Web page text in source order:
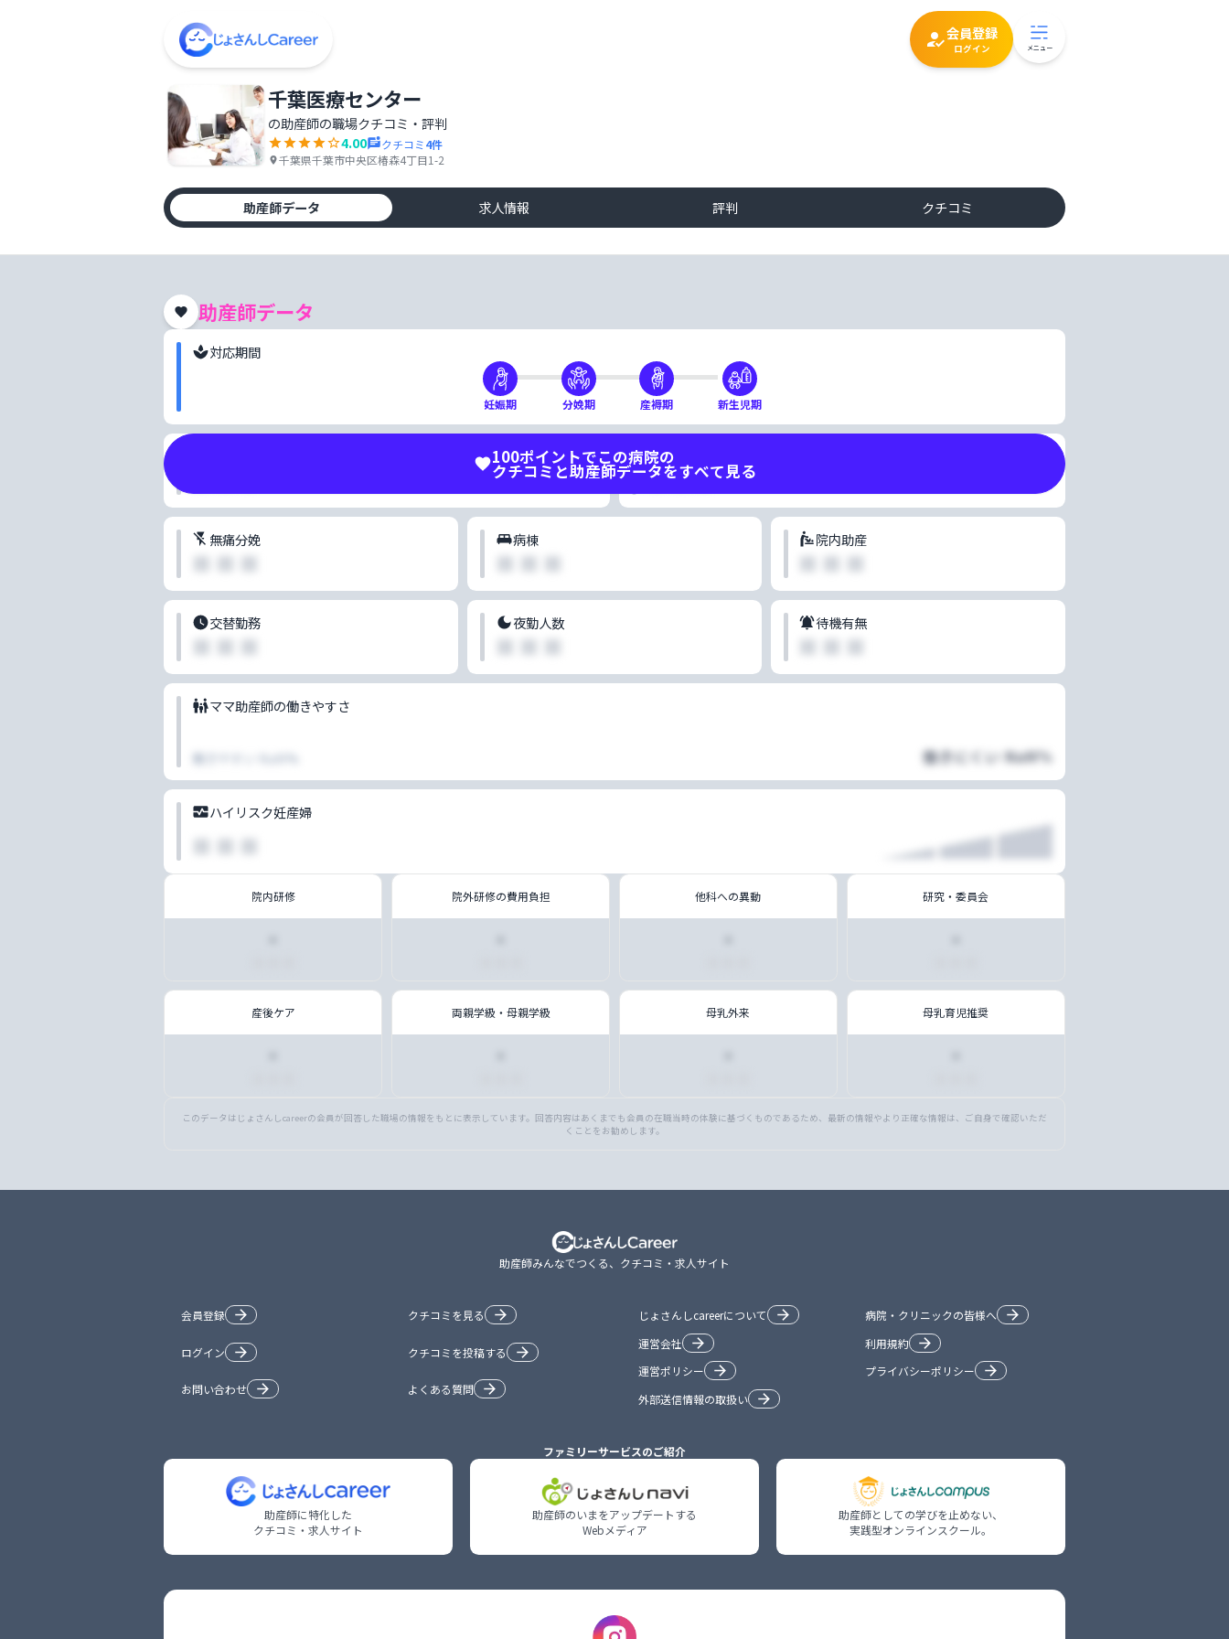
会員登録
ログイン メニュー
千葉医療センター
の助産師の職場クチコミ・評判
4.00
クチコミ4件
千葉県千葉市中央区椿森4丁目1-2
助産師データ 求人情報 評判 クチコミ
助産師データ
ポイントを使って見る ✕ 閉じる
100ポイントで、この病院の「クチコミ」と「助産師データ」の全てが、い
つでも見れるようになります。
ポイントのもらい方を確認する
100ポイントでこの病院の
クチコミと助産師データをすべて見る
対応期間
妊娠期 分娩期 産褥期 新生児期
分娩スタイル
■ ■ ■
無痛分娩
■ ■ ■
病棟
■ ■ ■
院内助産
■ ■ ■
交替勤務
■ ■ ■
夜勤人数
■ ■ ■
待機有無
■ ■ ■
ママ助産師の働きやすさ
働きやすい 働きにくいNaN%
ハイリスク妊産婦
■ ■ ■
院内研修 院外研修の費用負担 他科への異動 研究・委員会
産後ケア 両親学級・母親学級 母乳外来 母乳育児推奨
このデータはじょさんしcareerの会員が回答した職場の情報をもとに表示しています。回答内容はあくまでも会員の在職当時の体験に基づくものであるため、最新の情報やより正確な情報は、ご自身で確認いただ
くことをお勧めします。
助産師みんなでつくる、クチコミ・求人サイト
会員登録 クチコミを見る
ログイン クチコミを投稿する
お問い合わせ よくある質問
じょさんしcareerについて
病院・クリニックの皆様へ
運営会社
利用規約
運営ポリシー
プライバシーポリシー
外部送信情報の取扱い
ファミリーサービスのご紹介
助産師に特化した
クチコミ・求人サイト
助産師のいまをアップデートする
Webメディア
助産師としての学びを止めない、
実践型オンラインスクール。